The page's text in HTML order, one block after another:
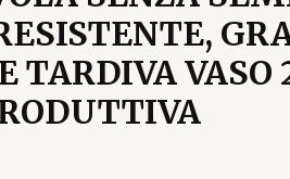
TARDIVA